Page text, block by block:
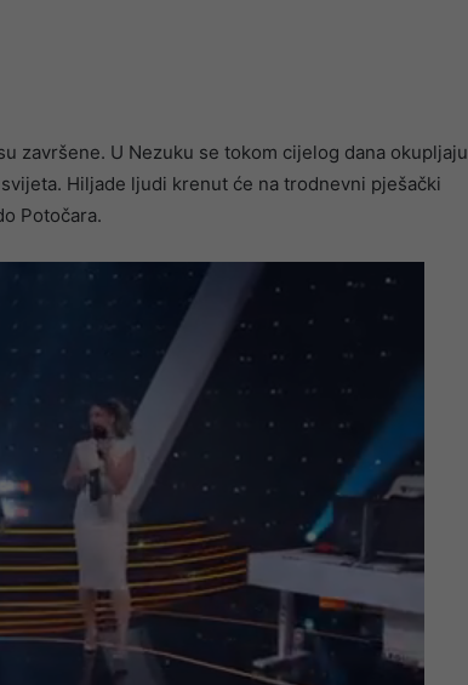
završene. U Nezuku se tokom cijelog dana okupljaju
Hiljade ljudi krenut će na trodnevni pješački
Potočara.